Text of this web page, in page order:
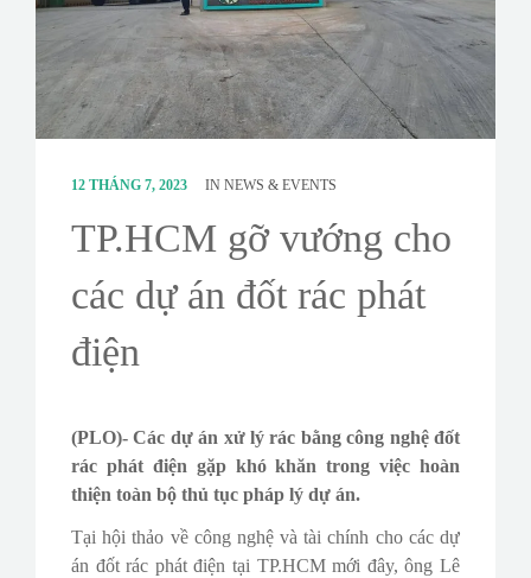
SURVEY
12 THÁNG 7, 2023 IN NEWS & EVENTS
TP.HCM gỡ vướng cho
các dự án đốt rác phát
điện
(PLO)- Các dự án xử lý rác bằng công nghệ đốt
rác phát điện gặp khó khăn trong việc hoàn
thiện toàn bộ thủ tục pháp lý dự án.
Tại hội thảo về công nghệ và tài chính cho các dự
án đốt rác phát điện tại TP.HCM mới đây, ông Lê